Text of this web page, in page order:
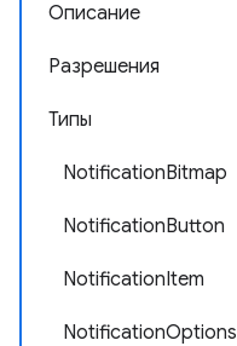
Описание
Разрешения
Типы
NotificationBitmap
NotificationButton
NotificationItem
NotificationOptions